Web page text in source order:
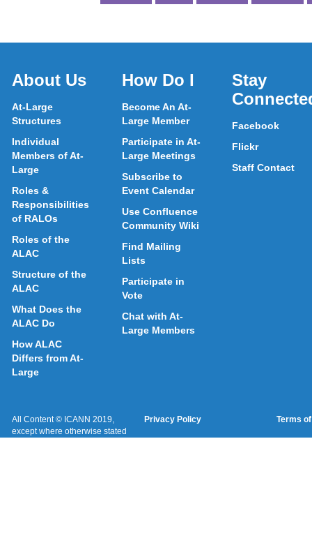
About Us
At-Large
Structures
Individual
Members of At-
Large
Roles &
Responsibilities
of RALOs
Roles of the
ALAC
Structure of the
ALAC
What Does the
ALAC Do
How ALAC
Differs from At-
Large
How Do I
Become An At-
Large Member
Participate in At-
Large Meetings
Subscribe to
Event Calendar
Use Confluence
Community Wiki
Find Mailing
Lists
Participate in
Vote
Chat with At-
Large Members
Stay
Facebook
Flickr
Staff Contact
All Content © ICANN 2019,
except where otherwise stated
Privacy Policy Terms